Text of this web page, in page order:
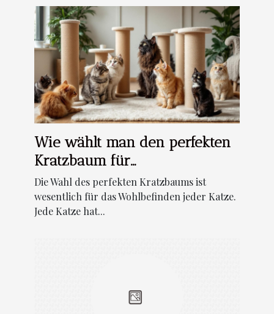
Wie wählt man den perfekten
Kratzbaum für
unterschiedliche Katzentypen?
Die Wahl des perfekten Kratzbaums ist
wesentlich für das Wohlbefinden jeder Katze.
Jede Katze hat...